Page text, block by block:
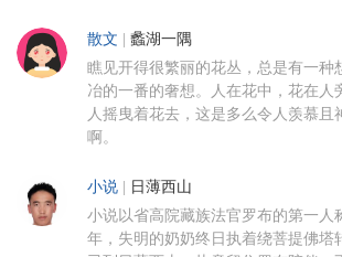
散文 蠡湖一隅
瞧见开得很繁丽的花丛，总是有一种
冶的一番的奢想。人在花中，花在人
人摇曳着花去，这是多么令人羡慕且
啊。
小说 日薄西山
小说以省高院藏族法官罗布的第一人
年，失明的奶奶终日执着绕菩提佛塔